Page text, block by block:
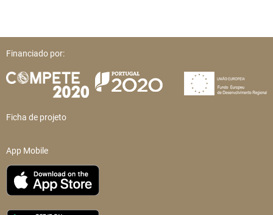
Financiado por:
Ficha de projeto
App Mobile